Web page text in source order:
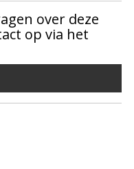
over deze
op via het